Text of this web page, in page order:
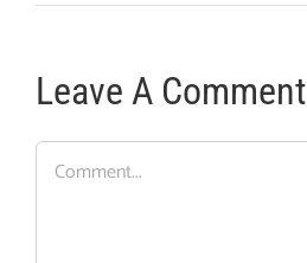
Leave A Comment
Comment